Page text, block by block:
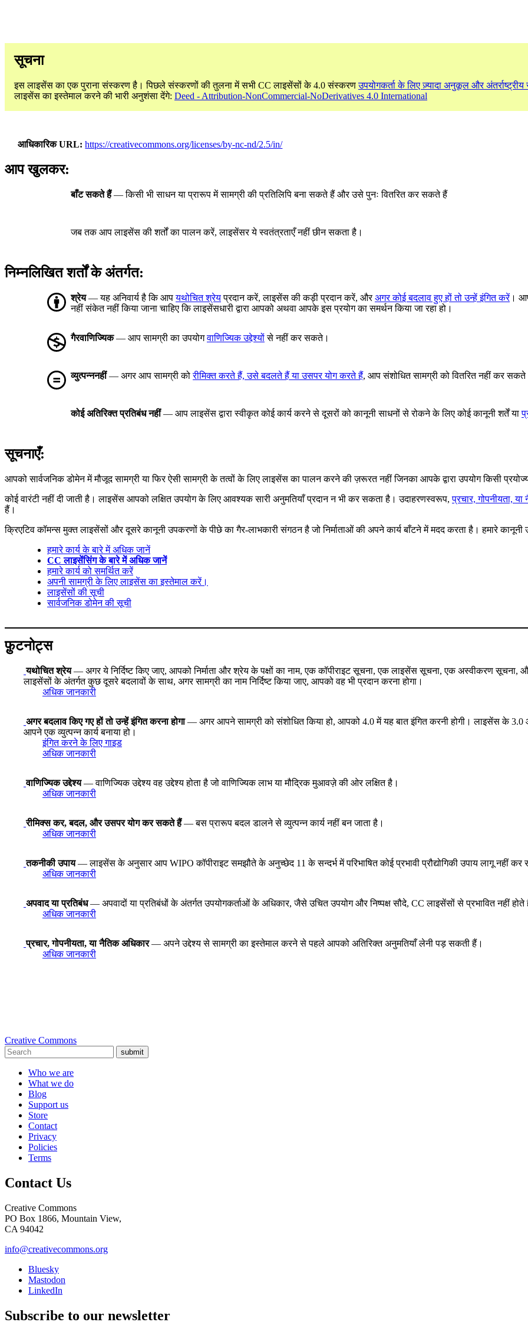
सूचना
इस लाइसेंस का एक पुराना संस्करण है। पिछले संस्करणों की तुलना में सभी CC लाइसेंसों के 4.0 संस्करणउपयोगकर्ता के लिए ज़्यादा अनुकूल और
लाइसेंस का इस्तेमाल करने की भारी अनुशंसा देंगे: Deed - Attribution-NonCommercial-NoDerivatives 4.0 International
आधिकारिक URL https://creativecommons.org/licenses/by-nc-nd/2.5/in/
आप खुलकर:
बाँट सकते हैं— किसी भी साधन या प्रारूप में सामग्री की प्रतिलिपि बना सकते हैं और उसे पुनः वितरित कर सकते हैं
जब तक आप लाइसेंस की शर्तों का पालन करें, लाइसेंसर ये स्वतंत्रताएँ नहीं छीन सकता है।
निम्नलिखित शर्तों के अंतर्गत:
श्रेय— यह अनिवार्य है कि आपयथोचित श्रेयप्रदान करें, लाइसेंस की कड़ी प्रदान करें, औरअगर कोई बदलाव हुए हों तो उन्हें इंगित करें।
नहीं संकेत नहीं किया जाना चाहिए कि लाइसेंसधारी द्वारा आपको अथवा आपके इस प्रयोग का समर्थन किया जा रहा हो।
गैरवाणिज्यिक— आप सामग्री का उपयोगवाणिज्यिक उद्देश्योंसे नहीं कर सकते।
व्युत्पन्ननहीं— अगर आप सामग्री कोरीमिक्त करते हैं, उसे बदलते हैं या उसपर योग करते हैं, आप संशोधित सामग्री को वितरित नहीं कर
कोई अतिरिक्त प्रतिबंध नहीं— आप लाइसेंस द्वारा स्वीकृत कोई कार्य करने से दूसरों को कानूनी साधनों से रोकने के लिए कोई कानूनी शर्तें या
सूचनाएँ:
आपको सार्वजनिक डोमेन में मौजूद सामग्री या फिर ऐसी सामग्री के तत्वों के लिए लाइसेंस का पालन करने की ज़रूरत नहीं जिनका आपके द्वारा उपयोग किसी
कोई वारंटी नहीं दी जाती है। लाइसेंस आपको लक्षित उपयोग के लिए आवश्यक सारी अनुमतियाँ प्रदान न भी कर सकता है। उदाहरणस्वरूप,प्रचार, गोपनीयता,
हैं।
क्रिएटिव कॉमन्स मुक्त लाइसेंसों और दूसरे कानूनी उपकरणों के पीछे का गैर-लाभकारी संगठन है जो निर्माताओं की अपने कार्य बाँटने में मदद करता है। हमारे
हमारे कार्य के बारे में अधिक जानें
CC लाइसेंसिंग के बारे में अधिक जानें
हमारे कार्य को समर्थित करें
अपनी सामग्री के लिए लाइसेंस का इस्तेमाल करें।
लाइसेंसों की सूची
सार्वजनिक डोमेन की सूची
फ़ुटनोट्स
यथोचित श्रेय— अगर ये निर्दिष्ट किए जाए, आपको निर्माता और श्रेय के पक्षों का नाम, एक कॉपीराइट सूचना, एक लाइसेंस सूचना, एक अस्वीकरण
लाइसेंसों के अंतर्गत कुछ दूसरे बदलावों के साथ, अगर सामग्री का नाम निर्दिष्ट किया जाए, आपको वह भी प्रदान करना होगा।
अधिक जानकारी
अगर बदलाव किए गए हों तो उन्हें इंगित करना होगा— अगर आपने सामग्री को संशोधित किया हो, आपको 4.0 में यह बात इंगित करनी होगी। लाइसेंस के
आपने एक व्युत्पन्न कार्य बनाया हो।
इंगित करने के लिए गाइड
अधिक जानकारी
वाणिज्यिक उद्देश्य— वाणिज्यिक उद्देश्य वह उद्देश्य होता है जो वाणिज्यिक लाभ या मौद्रिक मुआवज़े की ओर लक्षित है।
अधिक जानकारी
रीमिक्स कर, बदल, और उसपर योग कर सकते हैं— बस प्रारूप बदल डालने से व्युत्पन्न कार्य नहीं बन जाता है।
अधिक जानकारी
तकनीकी उपाय— लाइसेंस के अनुसार आप WIPO कॉपीराइट समझौते के अनुच्छेद 11 के सन्दर्भ में परिभाषित कोई प्रभावी प्रौद्योगिकी उपाय लागू नहीं
अधिक जानकारी
अपवाद या प्रतिबंध— अपवादों या प्रतिबंधों के अंतर्गत उपयोगकर्ताओं के अधिकार, जैसे उचित उपयोग और निष्पक्ष सौदे, CC लाइसेंसों से प्रभावित नहीं होते
अधिक जानकारी
प्रचार, गोपनीयता, या नैतिक अधिकार— अपने उद्देश्य से सामग्री का इस्तेमाल करने से पहले आपको अतिरिक्त अनुमतियाँ लेनी पड़ सकती हैं।
अधिक जानकारी
Creative Commons
submit
Who we are
What we do
Blog
Support us
Store
Contact
Privacy
Policies
Terms
Contact Us
Creative Commons
PO Box 1866, Mountain View,
CA 94042
info@creativecommons.org
Bluesky
Mastodon
LinkedIn
Subscribe to our newsletter